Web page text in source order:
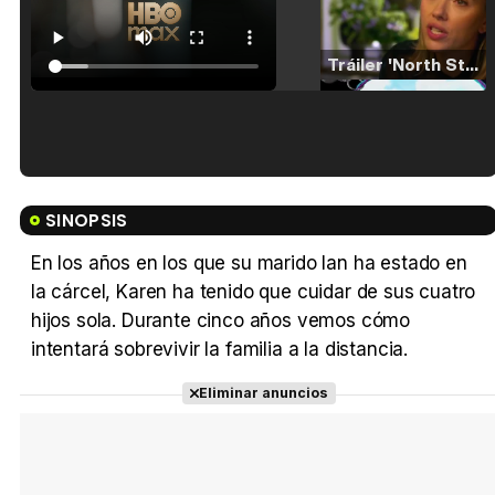
Tráiler 'North Star' (2023)
SINOPSIS
En los años en los que su marido Ian ha estado en
la cárcel, Karen ha tenido que cuidar de sus cuatro
hijos sola. Durante cinco años vemos cómo
intentará sobrevivir la familia a la distancia.
Eliminar anuncios